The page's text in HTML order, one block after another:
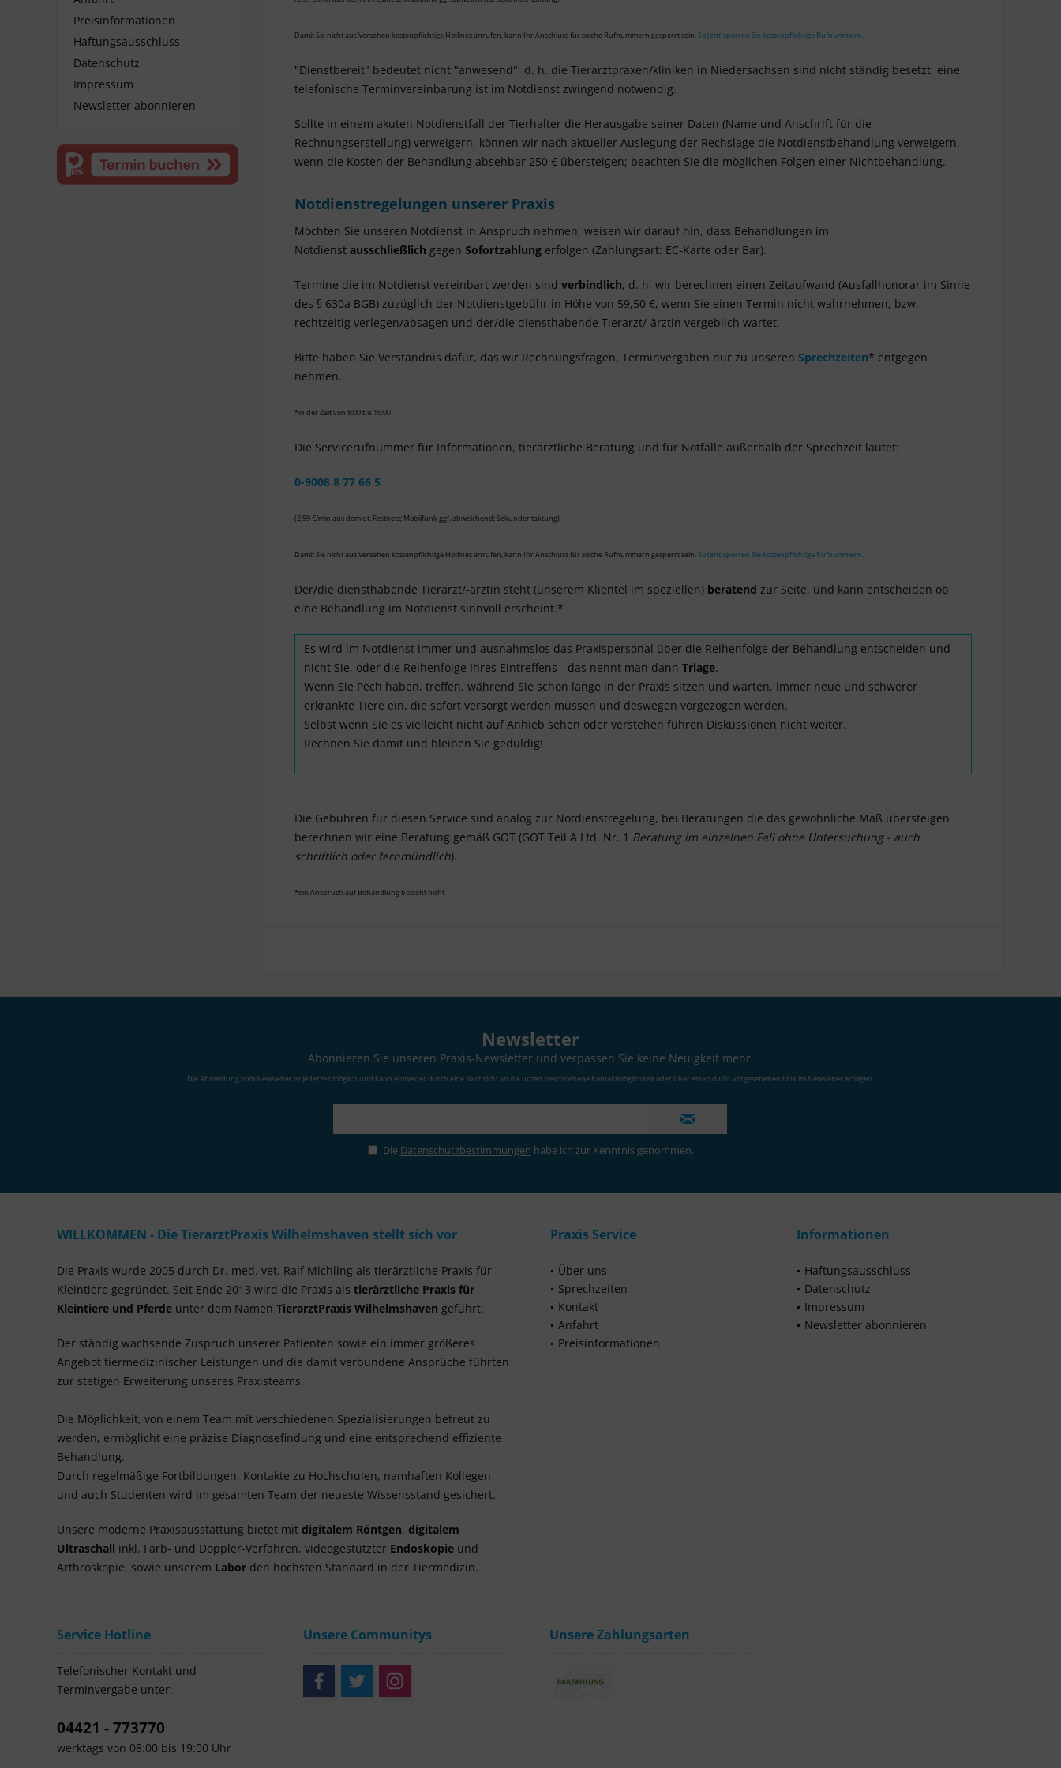
Preisinformationen
Haftungsausschluss
Datenschutz
Impressum
Newsletter abonnieren
Damit Sie nicht aus Versehen kostenpflichtige Hotlines anrufen, kann Ihr Anschluss für solche Rufnummern gesperrt sein.So (ent)sperren Sie kostenpflichtige Rufnummern.
"Dienstbereit" bedeutet nicht "anwesend", d. h. die Tierarztpraxen/kliniken in Niedersachsen sind nicht ständig besetzt, eine
telefonische Terminvereinbarung ist im Notdienst zwingend notwendig.
Sollte in einem akuten Notdienstfall der Tierhalter die Herausgabe seiner Daten (Name und Anschrift für die
Rechnungserstellung) verweigern, können wir nach aktueller Auslegung der Rechslage die Notdienstbehandlung verweigern,
wenn die Kosten der Behandlung absehbar 250 € übersteigen; beachten Sie die möglichen Folgen einer Nichtbehandlung.
Notdienstregelungen unserer Praxis
Möchten Sie unseren Notdienst in Anspruch nehmen, weisen wir darauf hin, dass Behandlungen im
Notdienst ausschließlich gegen Sofortzahlung erfolgen (Zahlungsart: EC-Karte oder Bar).
Termine die im Notdienst vereinbart werden sind verbindlich, d. h. wir berechnen einen Zeitaufwand (Ausfallhonorar im Sinne
des § 630a BGB) zuzüglich der Notdienstgebühr in Höhe von 59,50 €, wenn Sie einen Termin nicht wahrnehmen, bzw.
rechtzeitig verlegen/absagen und der/die diensthabende Tierarzt/-ärztin vergeblich wartet.
Bitte haben Sie Verständnis dafür, das wir Rechnungsfragen, Terminvergaben nur zu unseren Sprechzeiten* entgegen
nehmen.
*in der Zeit von 8:00 bis 19:00
Die Servicerufnummer für Informationen, tierärztliche Beratung und für Notfälle außerhalb der Sprechzeit lautet:
0-9008 8 77 66 5
(2,99 €/min aus dem dt. Festnetz; Mobilfunk ggf. abweichend; Sekundentaktung)
Damit Sie nicht aus Versehen kostenpflichtige Hotlines anrufen, kann Ihr Anschluss für solche Rufnummern gesperrt sein.So (ent)sperren Sie kostenpflichtige Rufnummern.
Der/die diensthabende Tierarzt/-ärztin steht (unserem Klientel im speziellen) beratend zur Seite, und kann entscheiden ob
eine Behandlung im Notdienst sinnvoll erscheint.*
Es wird im Notdienst immer und ausnahmslos das Praxispersonal über die Reihenfolge der Behandlung entscheiden und
nicht Sie, oder die Reihenfolge Ihres Eintreffens - das nennt man dann Triage.
Wenn Sie Pech haben, treffen, während Sie schon lange in der Praxis sitzen und warten, immer neue und schwerer
erkrankte Tiere ein, die sofort versorgt werden müssen und deswegen vorgezogen werden.
Selbst wenn Sie es vielleicht nicht auf Anhieb sehen oder verstehen führen Diskussionen nicht weiter.
Rechnen Sie damit und bleiben Sie geduldig!
Die Gebühren für diesen Service sind analog zur Notdienstregelung, bei Beratungen die das gewöhnliche Maß übersteigen
berechnen wir eine Beratung gemäß GOT (GOT Teil A Lfd. Nr. 1 Beratung im einzelnen Fall ohne Untersuchung - auch
schriftlich oder fernmündlich).
*ein Anspruch auf Behandlung besteht nicht
Newsletter
Abonnieren Sie unseren Praxis-Newsletter und verpassen Sie keine Neuigkeit mehr.
Die Abmeldung vom Newsletter ist jederzeit möglich und kann entweder durch eine Nachricht an die unten beschriebene Kontaktmöglichkeit oder über einen dafür vorgesehenen Link im Newsletter erfolgen.
Die Datenschutzbestimmungen habe ich zur Kenntnis genommen.
WILLKOMMEN - Die TierarztPraxis Wilhelmshaven stellt sich vor
Die Praxis wurde 2005 durch Dr. med. vet. Ralf Michling als tierärztliche Praxis für
Kleintiere gegründet. Seit Ende 2013 wird die Praxis als tierärztliche Praxis für
Kleintiere und Pferde unter dem Namen TierarztPraxis Wilhelmshaven geführt.
Der ständig wachsende Zuspruch unserer Patienten sowie ein immer größeres
Angebot tiermedizinischer Leistungen und die damit verbundene Ansprüche führten
zur stetigen Erweiterung unseres Praxisteams.
Die Möglichkeit, von einem Team mit verschiedenen Spezialisierungen betreut zu
werden, ermöglicht eine präzise Diagnosefindung und eine entsprechend effiziente
Behandlung.
Durch regelmäßige Fortbildungen, Kontakte zu Hochschulen, namhaften Kollegen
und auch Studenten wird im gesamten Team der neueste Wissensstand gesichert.
Unsere moderne Praxisausstattung bietet mit digitalem Röntgen, digitalem
Ultraschall inkl. Farb- und Doppler-Verfahren, videogestützter Endoskopie und
Arthroskopie, sowie unserem Labor den höchsten Standard in der Tiermedizin.
Praxis Service
Über uns
Sprechzeiten
Kontakt
Anfahrt
Preisinformationen
Informationen
Haftungsausschluss
Datenschutz
Impressum
Newsletter abonnieren
Service Hotline
Telefonischer Kontakt und
Terminvergabe unter:
04421 - 773770
werktags von 08:00 bis 19:00 Uhr
Unsere Communitys Unsere Zahlungsarten